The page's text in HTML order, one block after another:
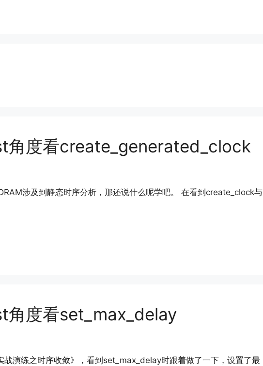
角度看create_generated_clock
涉及到静态时序分析，那还说什么呢学吧。 在看到create_clock与
角度看set_max_delay
战演练之时序收敛》，看到set_max_delay时跟着做了一下，设置了最